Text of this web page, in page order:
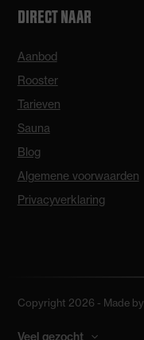
DIRECT NAAR
Aanbod
Rooster
Tarieven
Sauna
Blog
Algemene voorwaarden
Privacyverklaring
Copyright 2026 - Made by
Veel gezocht